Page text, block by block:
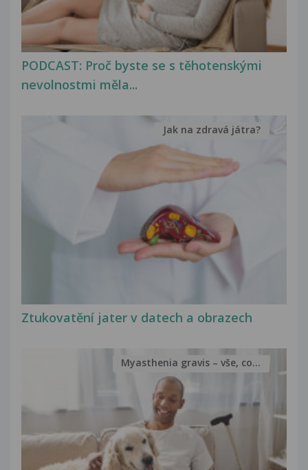
PODCAST: Proč byste se s těhotenskými
nevolnostmi měla...
Ztukovatění jater v datech a obrazech
Jak na zdravá játra?
Myasthenia gravis – vše, co...